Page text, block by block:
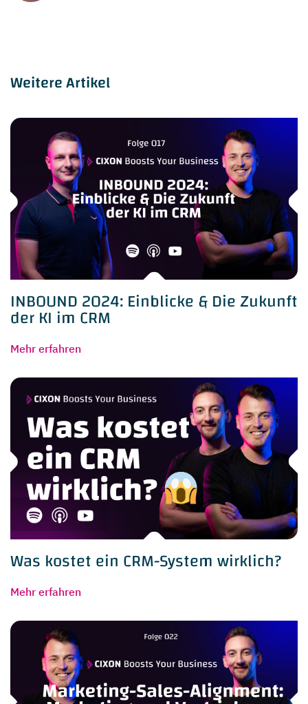
Weitere Artikel
INBOUND 2024: Einblicke & Die Zukunft
der KI im CRM
Mehr erfahren
Was kostet ein CRM-System wirklich?
Mehr erfahren